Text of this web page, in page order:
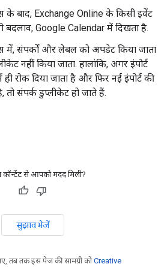
के बाद, Exchange Online के किसी इवेंट
बदलाव, Google Calendar में दिखता है.
में, संपर्कों और लेबल को अपडेट किया जाता
नहीं किया जाता. हालांकि, अगर इंपोर्ट
ही रोक दिया जाता है और फिर नई इंपोर्ट की
तो संपर्क डुप्लीकेट हो जाते हैं.
कॉन्टेंट से आपको मदद मिली?
सुझाव भेजें
तब तक इस पेज की सामग्री कोCreative